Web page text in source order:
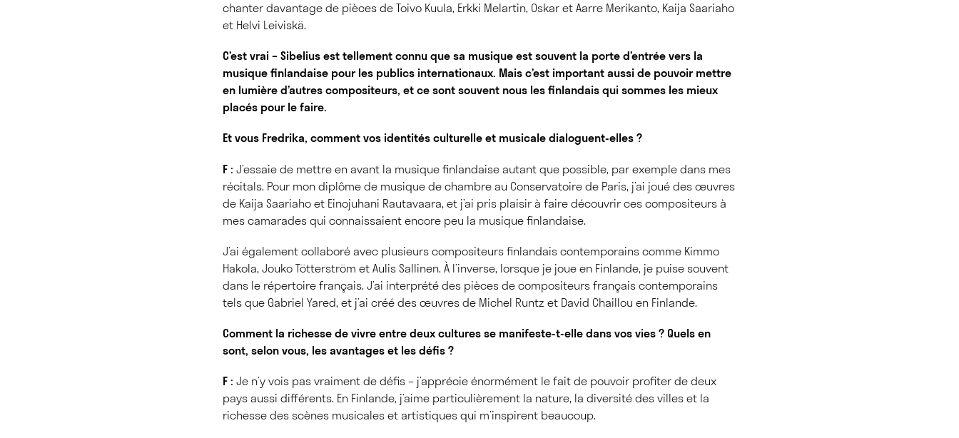
chanter davantage de pièces de Toivo Kuula, Erkki Melartin, Oskar et Aarre Merikanto, Kaija Saariaho
et Helvi Leiviskä.
C’est vrai – Sibelius est tellement connu que sa musique est souvent la porte d’entrée vers la
musique finlandaise pour les publics internationaux. Mais c’est important aussi de pouvoir mettre
en lumière d’autres compositeurs, et ce sont souvent nous les finlandais qui sommes les mieux
placés pour le faire.
Et vous Fredrika, comment vos identités culturelle et musicale dialoguent-elles ?
F : J’essaie de mettre en avant la musique finlandaise autant que possible, par exemple dans mes
récitals. Pour mon diplôme de musique de chambre au Conservatoire de Paris, j’ai joué des œuvres
de Kaija Saariaho et Einojuhani Rautavaara, et j’ai pris plaisir à faire découvrir ces compositeurs à
mes camarades qui connaissaient encore peu la musique finlandaise.
J’ai également collaboré avec plusieurs compositeurs finlandais contemporains comme Kimmo
Hakola, Jouko Tötterström et Aulis Sallinen. À l’inverse, lorsque je joue en Finlande, je puise souvent
dans le répertoire français. J’ai interprété des pièces de compositeurs français contemporains
tels que Gabriel Yared, et j’ai créé des œuvres de Michel Runtz et David Chaillou en Finlande.
Comment la richesse de vivre entre deux cultures se manifeste-t-elle dans vos vies ? Quels en
sont, selon vous, les avantages et les défis ?
F : Je n’y vois pas vraiment de défis – j’apprécie énormément le fait de pouvoir profiter de deux
pays aussi différents. En Finlande, j’aime particulièrement la nature, la diversité des villes et la
richesse des scènes musicales et artistiques qui m’inspirent beaucoup.